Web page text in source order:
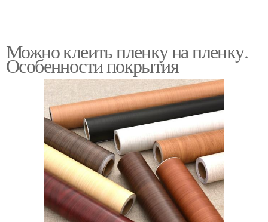
Можно клеить пленку на пленку.
Особенности покрытия